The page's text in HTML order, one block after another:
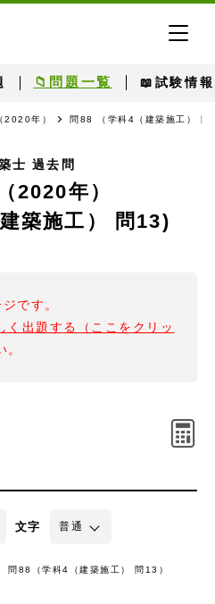
📁問題一覧 📖試験情報
2020年） 問88 （学科4（建築施工） 問
士 過去問
2020年）
築施工） 問13)
です。
く出題する（ここをクリッ
。
文字
問88（学科4（建築施工） 問13）